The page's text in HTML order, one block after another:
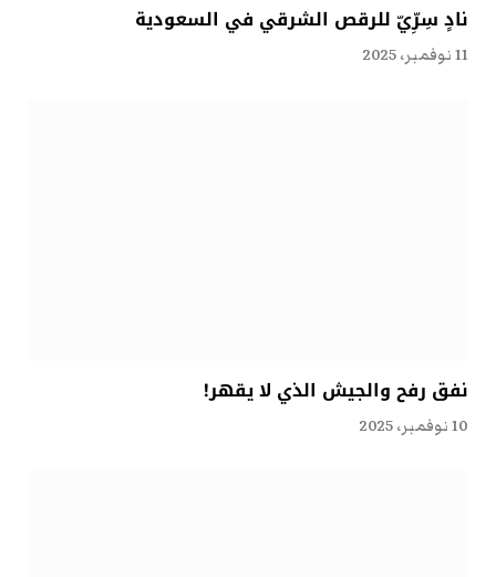
نادٍ سِرِّيّ للرقص الشرقي في السعودية
11 نوفمبر، 2025
نفق رفح والجيش الذي لا يقهر!
10 نوفمبر، 2025